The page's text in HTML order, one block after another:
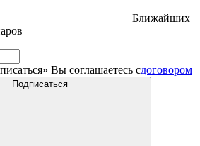
Ближайших
Вы соглашаетесь сдоговором
Подписаться